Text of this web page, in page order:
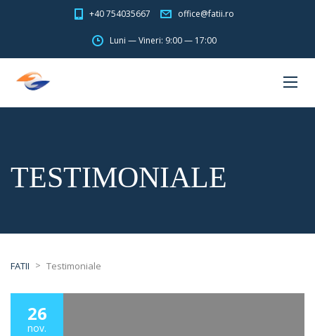
+40 754035667 office@fatii.ro
Luni — Vineri: 9:00 — 17:00
TESTIMONIALE
FATII > Testimoniale
26
nov.